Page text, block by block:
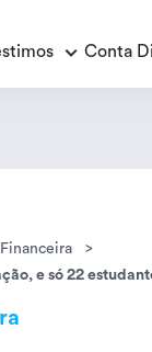
Conta
e só 22